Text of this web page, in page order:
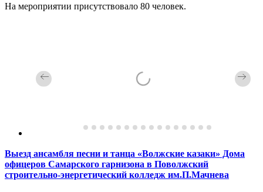
На мероприятии присутствовало 80 человек.
Выезд ансамбля песни и танца «Волжские казаки» Дома
офицеров Самарского гарнизона в Поволжский
строительно-энергетический колледж им.П.Мачнева